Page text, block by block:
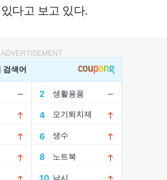
다고 보고 있다.
ADVERTISEMENT